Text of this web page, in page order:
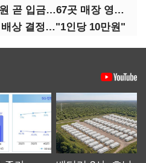
홈플러스, DIP 2000억원 곧 입금…67곳 매장 영업 재개 예정
상 결정…"1인당 10만원"